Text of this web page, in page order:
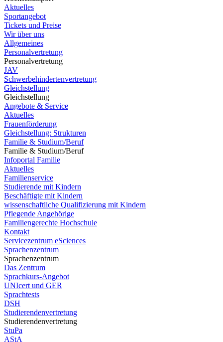
Aktuelles
Sportangebot
Tickets und Preise
Wir über uns
Allgemeines
Personalvertretung
Personalvertretung
JAV
Schwerbehindertenvertretung
Gleichstellung
Gleichstellung
Angebote & Service
Aktuelles
Frauenförderung
Gleichstellung: Strukturen
Familie & Studium/Beruf
Familie & Studium/Beruf
Infoportal Familie
Aktuelles
Familienservice
Studierende mit Kindern
Beschäftigte mit Kindern
wissenschaftliche Qualifizierung mit Kindern
Pflegende Angehörige
Familiengerechte Hochschule
Kontakt
Servicezentrum eSciences
Sprachenzentrum
Sprachenzentrum
Das Zentrum
Sprachkurs-Angebot
UNIcert und GER
Sprachtests
DSH
Studierendenvertretung
Studierendenvertretung
StuPa
AStA